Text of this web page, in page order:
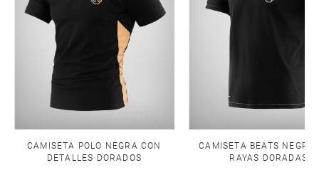
CAMISETA POLO NEGRA CON
DETALLES DORADOS
CAMISETA BEATS NEGRA
RAYAS DORADAS